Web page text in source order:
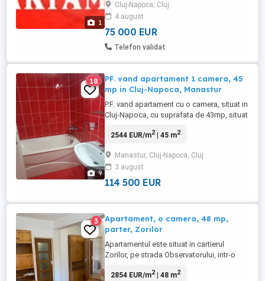
1
credit Pret: Euro (în funcție de zonă, etaj,
starea imobilului, Dotări) Mesaj cu preț,
poze ...
Cluj-Napoca, Cluj
4 august
75 000 EUR
Telefon validat
9
18
PF. vand apartament 1 camera, 45
mp in Cluj-Napoca, Manastur
P.F. vand apartament cu o camera, situat in
Cluj-Napoca, cu suprafata de 43mp, situat
Apartamentul este decomandat, compus
un balcon. Apartamentul cu orientare
sudica este finisat si mobilat si este dotat
cu centrala ...
2544 EUR/m2| 45 m2
Manastur, Cluj-Napoca, Cluj
3 august
114 500 EUR
3
Apartament, o camera, 48 mp,
parter, Zorilor
Apartamentul este situat in cartierul
Zorilor, pe strada Observatorului, intr-o
Arhitectura, intr-un imobil finalizat in anul
2854 EUR/m2| 48 m2